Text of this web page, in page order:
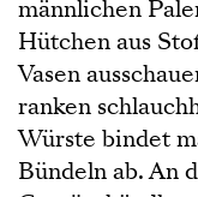
männlichen
Hütchen aus
Vasen
ranken
Würste bindet
Bündeln ab. An